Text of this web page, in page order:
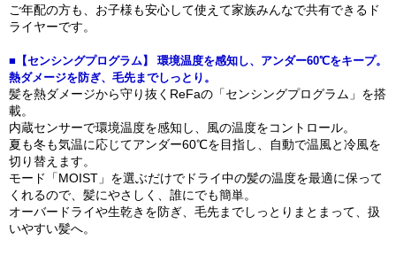
ご年配の方も、お子様も安心して使えて家族みんなで共有できるド
ライヤーです。
■【センシングプログラム】 環境温度を感知し、アンダー60℃をキープ。
熱ダメージを防ぎ、毛先までしっとり。
髪を熱ダメージから守り抜くReFaの「センシングプログラム」を搭
載。
内蔵センサーで環境温度を感知し、風の温度をコントロール。
夏も冬も気温に応じてアンダー60℃を目指し、自動で温風と冷風を
切り替えます。
モード「MOIST」を選ぶだけでドライ中の髪の温度を最適に保って
くれるので、髪にやさしく、誰にでも簡単。
オーバードライや生乾きを防ぎ、毛先までしっとりまとまって、扱
いやすい髪へ。